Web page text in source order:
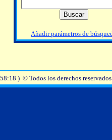
Añadir parámetros de
) © Todos los derechos